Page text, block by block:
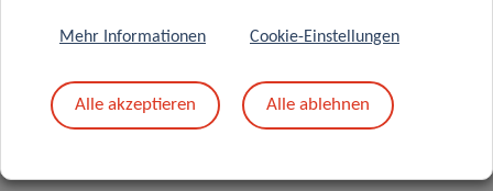
unsere Ansätze an ihre Betreuung anpassen.
Wenn es darum geht, den besten Weg hierfür
zu kennen, haben wir jedoch noch viel zu
Mehr Informationen Cookie-Einstellungen
Alle akzeptieren Alle ablehnen